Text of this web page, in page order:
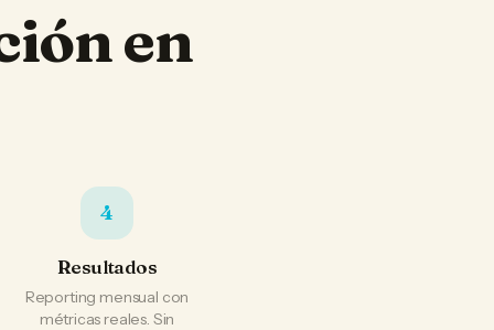
en
4
Resultados
Reporting mensual con
métricas reales. Sin